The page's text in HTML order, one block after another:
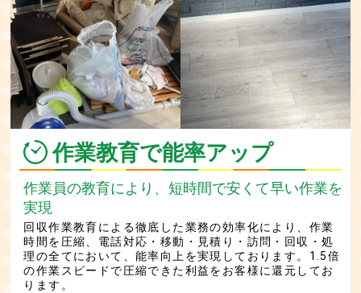
作業教育で能率アップ
作業員の教育により、短時間で安くて早い作業を
実現
回収作業教育による徹底した業務の効率化により、作業
時間を圧縮、電話対応・移動・見積り・訪問・回収・処
理の全てにおいて、能率向上を実現しております。1.5倍
の作業スピードで圧縮できた利益をお客様に還元してお
ります。